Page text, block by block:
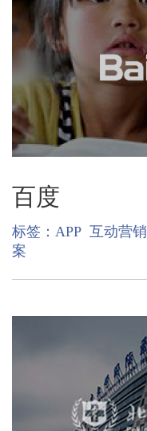
百度
标签： APP 互动营销
案